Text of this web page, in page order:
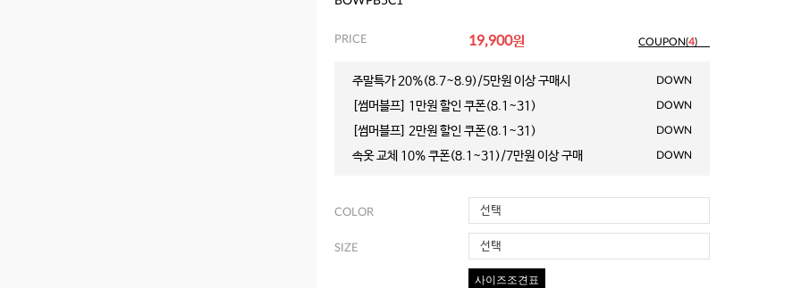
PRICE 19,900원 COUPON(4)
주말특가 20%(8.7~8.9)/5만원 이상 구매시 DOWN
[썸머블프] 1만원 할인 쿠폰(8.1~31) DOWN
[썸머블프] 2만원 할인 쿠폰(8.1~31) DOWN
속옷 교체 10% 쿠폰(8.1~31)/7만원 이상 구매 DOWN
COLOR 선택
SIZE 선택
사이즈조견표